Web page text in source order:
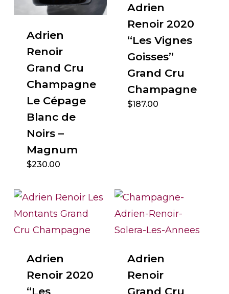
Adrien
Renoir
Grand Cru
Champagne
Le Cépage
Blanc de
Noirs –
Magnum
$230.00
Adrien
Renoir 2020
“Les Vignes
Goisses”
Grand Cru
Champagne
$187.00
Adrien
Renoir 2020
“Les
Adrien
Renoir
Grand Cru